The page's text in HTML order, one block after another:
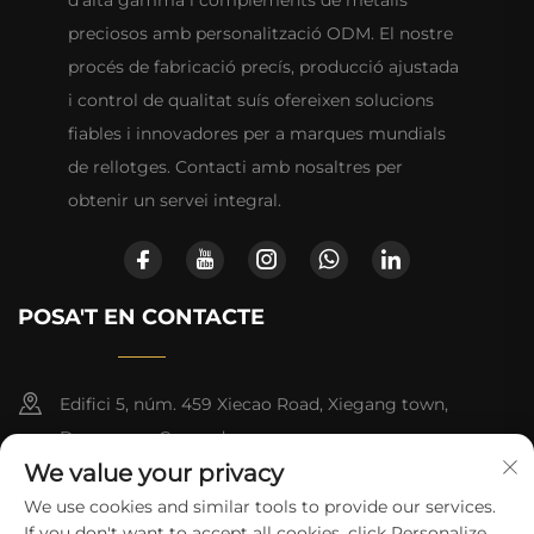
preciosos amb personalització ODM. El nostre
procés de fabricació precís, producció ajustada
i control de qualitat suís ofereixen solucions
fiables i innovadores per a marques mundials
de rellotges. Contacti amb nosaltres per
obtenir un servei integral.
POSA'T EN CONTACTE
Edifici 5, núm. 459 Xiecao Road, Xiegang town,
Dongguan, Guangdong
+852-8402 6198
We value your privacy
We use cookies and similar tools to provide our services.